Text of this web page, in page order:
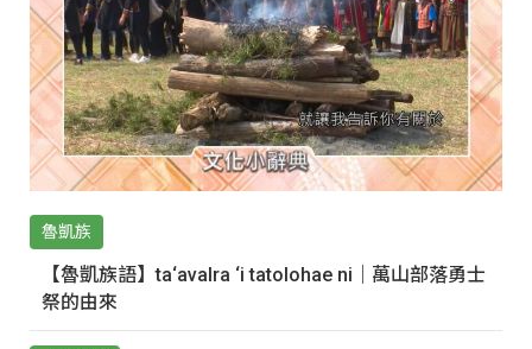
魯凱族
【魯凱族語】ta‘avalra ‘i tatolohae ni｜萬山部落勇士
祭的由來